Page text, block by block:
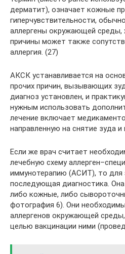
дерматит), означает кожные
гиперчувствительности,
аллергены окружающей среды,
причины может также
аллергия. (27)
АКСК устанавливается на
прочих причин, вызывающих
диагноз установлен, и
нужным использовать
лечение включает
направленную на снятие зуда и
Если же врач считает
лечебную схему
иммунотерапию (АСИТ), то для
последующая диагностика.
либо кожные, либо
фотография 6). Они
аллергенов окружающей
целью вакцинации ними